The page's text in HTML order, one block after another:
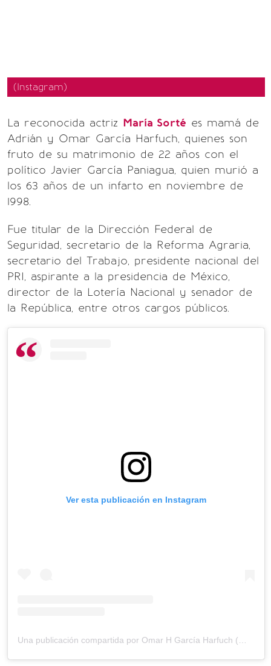
(Instagram)
La reconocida actriz María Sorté es mamá de
Adrián y Omar García Harfuch, quienes son
fruto de su matrimonio de 22 años con el
político Javier García Paniagua, quien murió a
los 63 años de un infarto en noviembre de
1998.
Fue titular de la Dirección Federal de
Seguridad, secretario de la Reforma Agraria,
secretario del Trabajo, presidente nacional del
PRI, aspirante a la presidencia de México,
director de la Lotería Nacional y senador de
la República, entre otros cargos públicos.
Ver esta publicación en Instagram
Una publicación compartida por Omar H García Harfuch (@omargharfuch)